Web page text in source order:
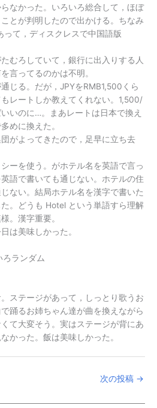
なかった。いろいろ総合して，ほぼ
とが判明したので出かける。ちなみ
って，ディスクレスで中国語版
むろしていて，銀行に出入りする人
言ってるのかは不明。
じる。だが，JPYをRMB1,500くら
レートしか教えてくれない。1,500/
いのに…。まあレートは日本で換え
めに換えた。
がよってきたので，足早に立ち去
ーを使う。がホテル名を英語で言っ
語で書いても通じない。ホテルの住
ない。結局ホテル名を漢字で書いた
。どうも Hotel という単語すら理解
。漢字重要。
は美味しかった。
ランダム
ステージがあって，しっとり歌うお
踊るお姉ちゃん達が曲を換えながら
て大変そう。実はステージが背にあ
かった。飯は美味しかった。
次の投稿 →